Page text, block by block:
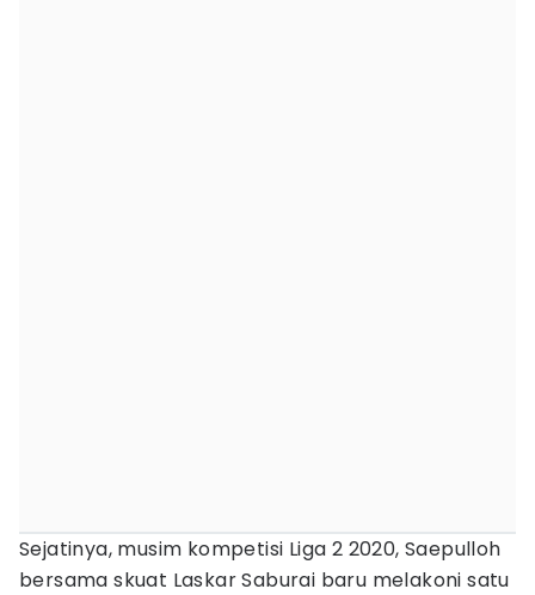
Sejatinya, musim kompetisi Liga 2 2020, Saepulloh
bersama skuat Laskar Saburai baru melakoni satu